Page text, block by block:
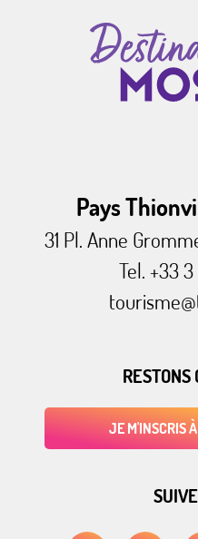
Pays
31 Pl. Anne
Tel. +33
RESTONS
JE M'INSCRIS